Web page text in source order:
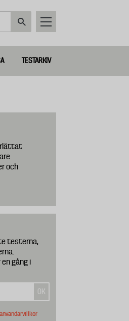
TESTARKIV
och
testerna,
gång i
användarvillkor